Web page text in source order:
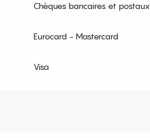
Chèques bancaires et postaux
Eurocard - Mastercard
Visa